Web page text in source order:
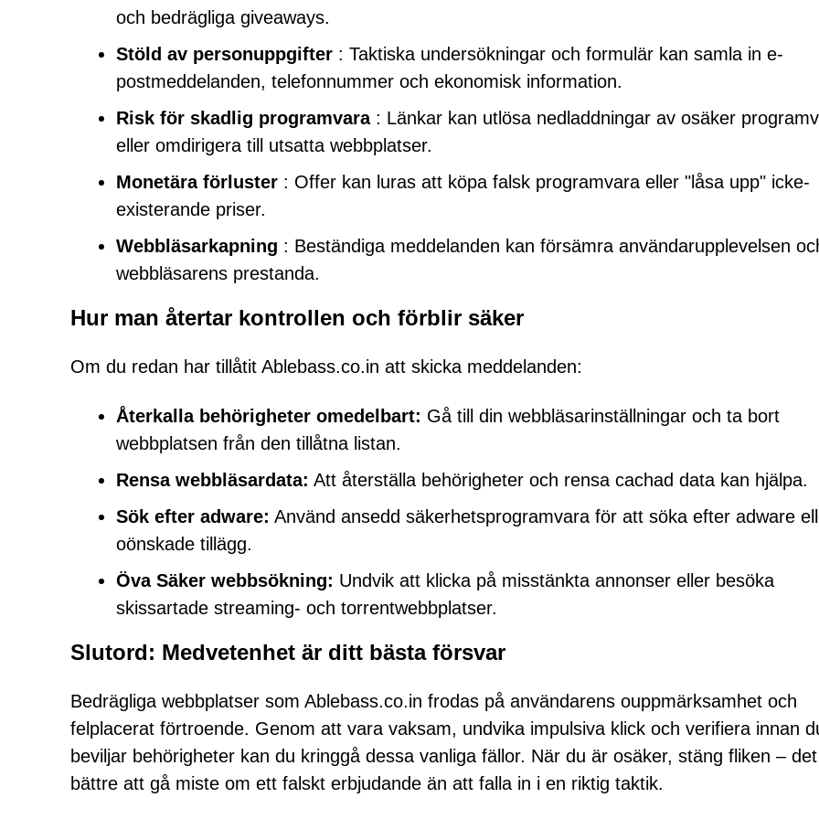
och bedrägliga giveaways.
Stöld av personuppgifter : Taktiska undersökningar och formulär kan samla in e-
postmeddelanden, telefonnummer och ekonomisk information.
Risk för skadlig programvara: Länkar kan utlösa nedladdningar av osäker
eller omdirigera till utsatta webbplatser.
Monetära förluster : Offer kan luras att köpa falsk programvara eller "låsa upp" icke-
existerande priser.
Webbläsarkapning : Beständiga meddelanden kan försämra användarupplevelsen
webbläsarens prestanda.
Hur man återtar kontrollen och förblir säker
Om du redan har tillåtit Ablebass.co.in att skicka meddelanden:
Återkalla behörigheter omedelbart: Gå till din webbläsarinställningar och ta bort
webbplatsen från den tillåtna listan.
Rensa webbläsardata: Att återställa behörigheter och rensa cachad data kan hjälpa.
Sök efter adware: Använd ansedd säkerhetsprogramvara för att söka efter adware
oönskade tillägg.
Öva Säker webbsökning: Undvik att klicka på misstänkta annonser eller besöka
skissartade streaming- och torrentwebbplatser.
Slutord: Medvetenhet är ditt bästa försvar
Bedrägliga webbplatser som Ablebass.co.in frodas på användarens ouppmärksamhet och
felplacerat förtroende. Genom att vara vaksam, undvika impulsiva klick och verifiera innan
beviljar behörigheter kan du kringgå dessa vanliga fällor. När du är osäker, stäng fliken –
bättre att gå miste om ett falskt erbjudande än att falla in i en riktig taktik.